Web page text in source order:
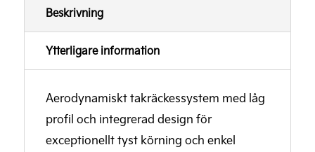
Beskrivning
Ytterligare information
Aerodynamiskt takräckessystem med låg
profil och integrerad design för
exceptionellt tyst körning och enkel